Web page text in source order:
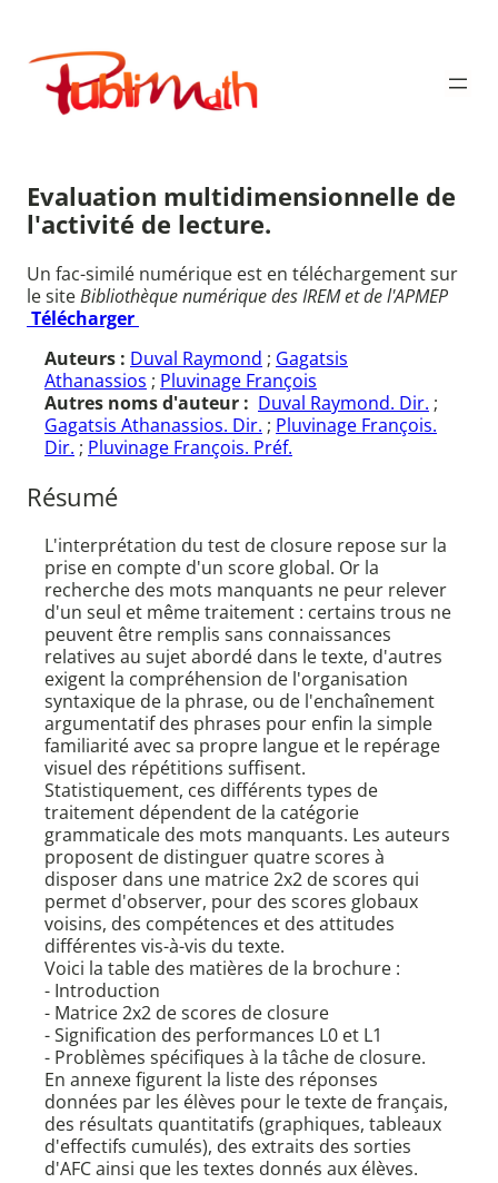
contenu
Publimath
Evaluation multidimensionnelle de
l'activité de lecture.
Un fac-similé numérique est en téléchargement sur
le siteBibliothèque numérique des IREM et de l'APMEP
Télécharger
Auteurs : Duval Raymond ; Gagatsis
Athanassios ; Pluvinage François
Autres noms d'auteur : Duval Raymond. Dir. ;
Gagatsis Athanassios. Dir. ; Pluvinage François.
Dir. ; Pluvinage François. Préf.
Résumé
L'interprétation du test de closure repose sur la
prise en compte d'un score global. Or la
recherche des mots manquants ne peur relever
d'un seul et même traitement : certains trous ne
peuvent être remplis sans connaissances
relatives au sujet abordé dans le texte, d'autres
exigent la compréhension de l'organisation
syntaxique de la phrase, ou de l'enchaînement
argumentatif des phrases pour enfin la simple
familiarité avec sa propre langue et le repérage
visuel des répétitions suffisent.
Statistiquement, ces différents types de
traitement dépendent de la catégorie
grammaticale des mots manquants. Les auteurs
proposent de distinguer quatre scores à
disposer dans une matrice 2x2 de scores qui
permet d'observer, pour des scores globaux
voisins, des compétences et des attitudes
différentes vis-à-vis du texte.
Voici la table des matières de la brochure :
- Introduction
- Matrice 2x2 de scores de closure
- Signification des performances L0 et L1
- Problèmes spécifiques à la tâche de closure.
En annexe figurent la liste des réponses
données par les élèves pour le texte de français,
des résultats quantitatifs (graphiques, tableaux
d'effectifs cumulés), des extraits des sorties
d'AFC ainsi que les textes donnés aux élèves.